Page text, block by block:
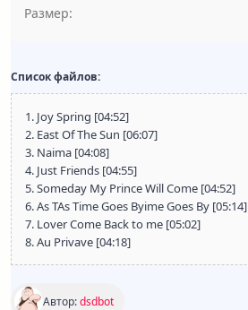
Размер:
Список файлов:
1. Joy Spring [04:52]
2. East Of The Sun [06:07]
3. Naima [04:08]
4. Just Friends [04:55]
5. Someday My Prince Will Come [04:52]
6. As TAs Time Goes Byime Goes By [05:14]
7. Lover Come Back to me [05:02]
8. Au Privave [04:18]
Автор:dsdbot